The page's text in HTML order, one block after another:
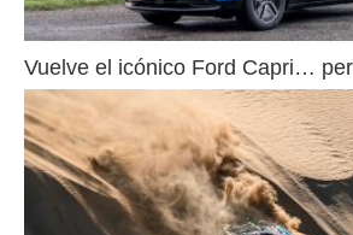
Vuelve el icónico Ford Capri…